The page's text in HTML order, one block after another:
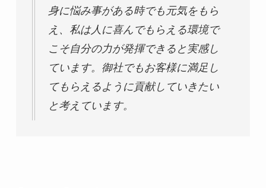
身に悩み事がある時でも元気をもら
え、私は人に喜んでもらえる環境で
こそ自分の力が発揮できると実感し
ています。御社でもお客様に満足し
てもらえるように貢献していきたい
と考えています。